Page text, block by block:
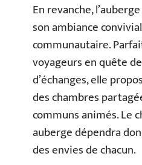
En revanche,
son ambiance
communautaire.
voyageurs en quête
d’échanges, elle
des chambres
communs animés. Le
auberge dépendra
des envies de chacun.